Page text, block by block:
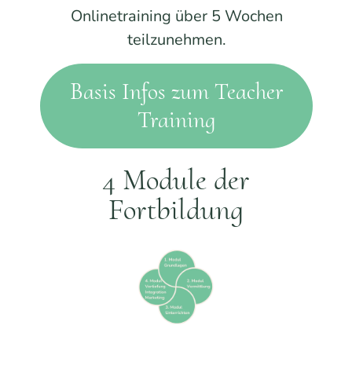
Onlinetraining über 5 Wochen
teilzunehmen.
Basis Infos zum Teacher
Training
4 Module der
Fortbildung